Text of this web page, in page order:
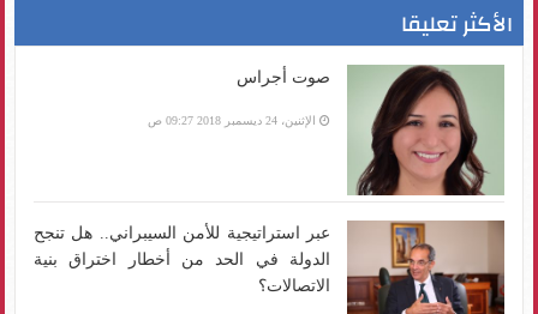
الأكثر تعليقا
صوت أجراس
الإثنين، 24 ديسمبر 2018 09:27 ص
عبر استراتيجية للأمن السيبراني.. هل تنجح
الدولة في الحد من أخطار اختراق بنية
الاتصالات؟